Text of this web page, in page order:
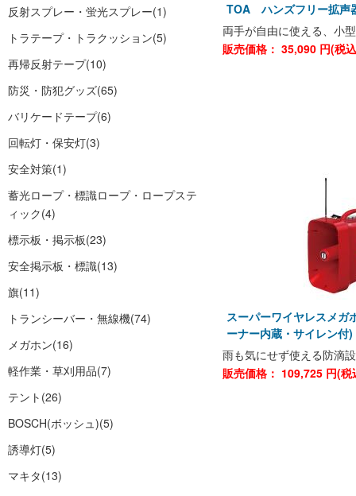
反射スプレー・蛍光スプレー(1)
トラテープ・トラクッション(5)
再帰反射テープ(10)
防災・防犯グッズ(65)
バリケードテープ(6)
回転灯・保安灯(3)
安全対策(1)
蓄光ロープ・標識ロープ・ロープステ
ィック(4)
標示板・掲示板(23)
安全掲示板・標識(13)
旗(11)
トランシーバー・無線機(74)
メガホン(16)
軽作業・草刈用品(7)
テント (26)
BOSCH(ボッシュ)(5)
誘導灯(5)
マキタ(13)
TOA ハンズフリー拡
両手が自由に使える、小
販売価格： 35,090 円(税
スーパーワイヤレスメガ
ーナー内蔵・サイレン付)
雨も気にせず使える防滴
販売価格： 109,725 円(